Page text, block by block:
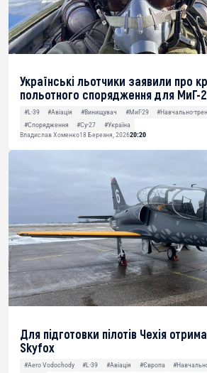
Українські льотчики заявили про
польотного спорядження для МиГ-
#L-39 #Авіація #Винищувач #МиГ-29
#Навчально-
#Спорядження
#Су-27
#Україна
Владислав Хоменко18 Березня, 202620:20
Для підготовки пілотів Чехія
Skyfox
#Aero Vodochody #L-39 #Авіація #Європа